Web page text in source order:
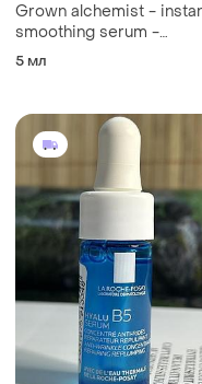
Grown alchemist -
smoothing serum -
розгладжувальна
5 мл